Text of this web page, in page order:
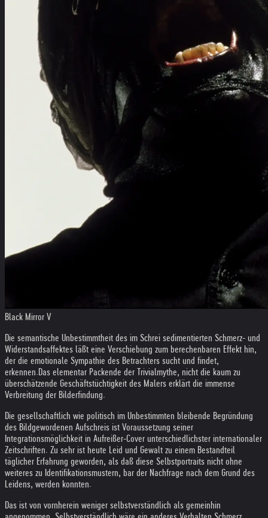
Black Mirror V
Die semantische Unbestimmtheit des im Schrei sedimentierten Schmerz- und
Widerstandsaffektes läßt eine Verschiebung zum berechenbaren Effekt hin,
der die emotionale Sympathie des Betrachters sucht und findet,
erkennen. Das elementar Packende der Trivialmythe, nicht die kaum zu
überschätzende Geschäftstüchtigkeit des Malers erklärt die immense
Verbreitung der Bilderfindung.
Die gesellschaftlich wie politisch im Unbestimmten bleibende Begründung
des Bildgewordenen Aufschreis ist Voraussetzung seiner
Integrationsmöglichkeit in Aufreißer-Cover unterschiedlichster internationaler
Zeitschriften. Zu sehr ist heute Leid und Gewalt zu einem Bestandteil
täglicher Erfahrung geworden, als daß diese Selbstportraits nicht ohne
weiteres zu Identifikationsmustern, bar der Nachfrage nach dem Grund des
Leidens, werden konnten.
Das ist von vornherein weniger selbstverständlich als gemeinhin